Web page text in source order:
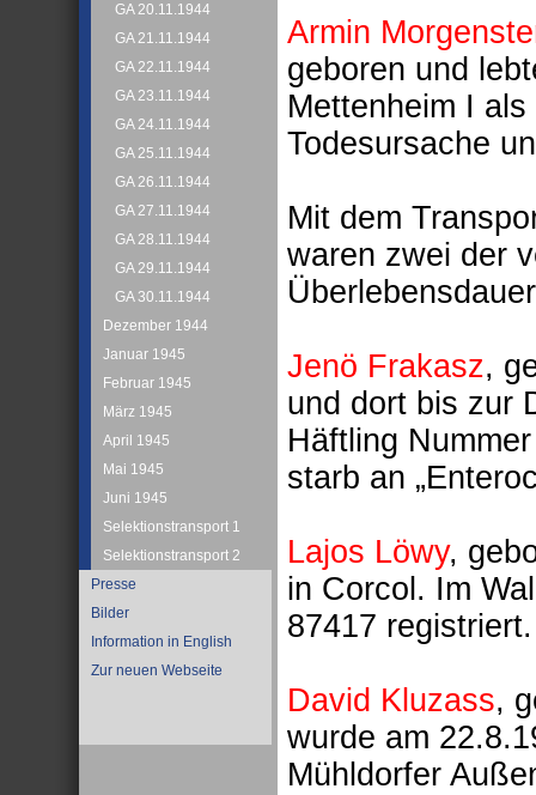
GA 20.11.1944
GA 21.11.1944
GA 22.11.1944
GA 23.11.1944
GA 24.11.1944
GA 25.11.1944
GA 26.11.1944
GA 27.11.1944
GA 28.11.1944
GA 29.11.1944
GA 30.11.1944
Dezember 1944
Januar 1945
Februar 1945
März 1945
April 1945
Mai 1945
Juni 1945
Selektionstransport 1
Selektionstransport 2
Presse
Bilder
Information in English
Zur neuen Webseite
Armin
geboren und
Mettenheim I
Todesursache
Mit dem
waren zwei der
Jenö Frakasz,
und dort bis zur
Häftling
starb an
Lajos Löwy,
in Corcol. Im
87417
David Kluzass,
wurde am
Mühldorfer